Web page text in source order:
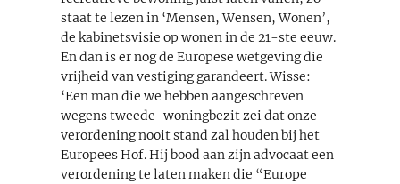
staat te lezen in ‘Mensen, Wensen, Wonen’,
de kabinetsvisie op wonen in de 21-ste eeuw.
En dan is er nog de Europese wetgeving die
vrijheid van vestiging garandeert. Wisse:
‘Een man die we hebben aangeschreven
wegens tweede-woningbezit zei dat onze
verordening nooit stand zal houden bij het
Europees Hof. Hij bood aan zijn advocaat een
verordening te laten maken die “Europe